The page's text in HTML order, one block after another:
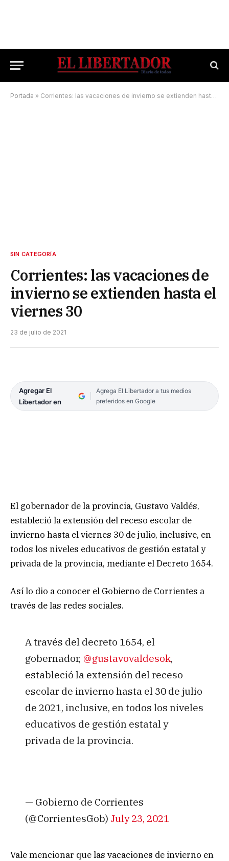
Portada » Corrientes: las vacaciones de invierno se extienden hasta el viernes 30
SIN CATEGORÍA
Corrientes: las vacaciones de
invierno se extienden hasta el
viernes 30
23 de julio de 2021
Agregar El
Libertador en
Agrega El Libertador a tus medios
preferidos en Google
El gobernador de la provincia, Gustavo Valdés,
estableció la extensión del receso escolar de
invierno hasta el viernes 30 de julio, inclusive, en
todos los niveles educativos de gestión estatal y
privada de la provincia, mediante el Decreto 1654.
Así lo dio a conocer el Gobierno de Corrientes a
través de las redes sociales.
A través del decreto 1654, el
gobernador, @gustavovaldesok,
estableció la extensión del receso
escolar de invierno hasta el 30 de julio
de 2021, inclusive, en todos los niveles
educativos de gestión estatal y
privada de la provincia.
— Gobierno de Corrientes
(@CorrientesGob) July 23, 2021
Vale mencionar que las vacaciones de invierno en